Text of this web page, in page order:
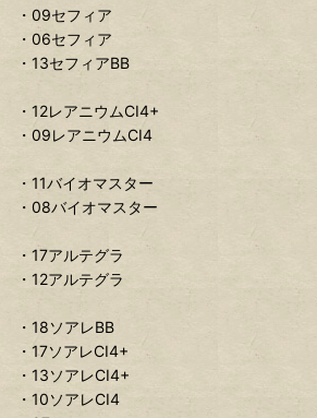
・09セフィア
・06セフィア
・13セフィアBB
・12レアニウムCI4+
・09レアニウムCI4
・11バイオマスター
・08バイオマスター
・17アルテグラ
・12アルテグラ
・18ソアレBB
・17ソアレCI4+
・13ソアレCI4+
・10ソアレCI4